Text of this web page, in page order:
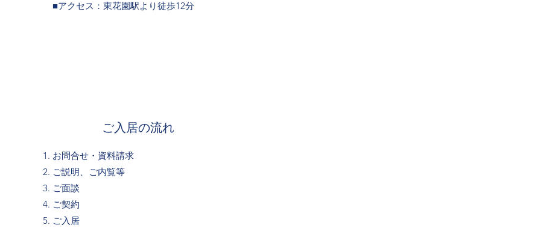
​■アクセス：東花園駅より徒歩12分
ご入居の流れ
お問合せ・資料請求
ご説明、ご内覧等
ご面談
ご契約
​ご入居